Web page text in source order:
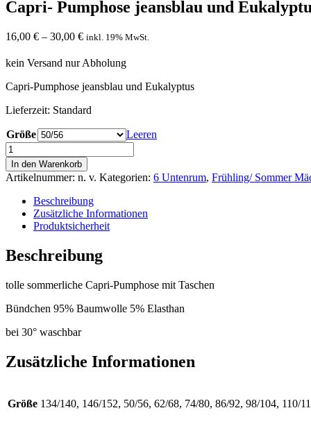
Capri- Pumphose jeansblau und
16,00 € – 30,00 € inkl. 19% MwSt.
kein Versand nur Abholung
Capri-Pumphose jeansblau und Eukalyptus
Lieferzeit: Standard
Größe
Leeren
Capri-
Pumphose
jeansblau
und
Eukalyptus
Menge
In den Warenkorb
Artikelnummer: n. v. Kategorien: 6 Untenrum, Frühling/ Sommer
Beschreibung
Zusätzliche Informationen
Produktsicherheit
Beschreibung
tolle sommerliche Capri-Pumphose mit Taschen
Bündchen 95% Baumwolle 5% Elasthan
bei 30° waschbar
Zusätzliche Informationen
Größe 134/140, 146/152, 50/56, 62/68, 74/80, 86/92, 98/104, 110/